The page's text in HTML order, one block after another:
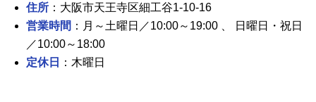
住所 ：大阪市天王寺区細工谷1-10-16
営業時間 ：月～土曜日／10:00～19:00 、 日曜日・祝日
／10:00～18:00
定休日
：木曜日